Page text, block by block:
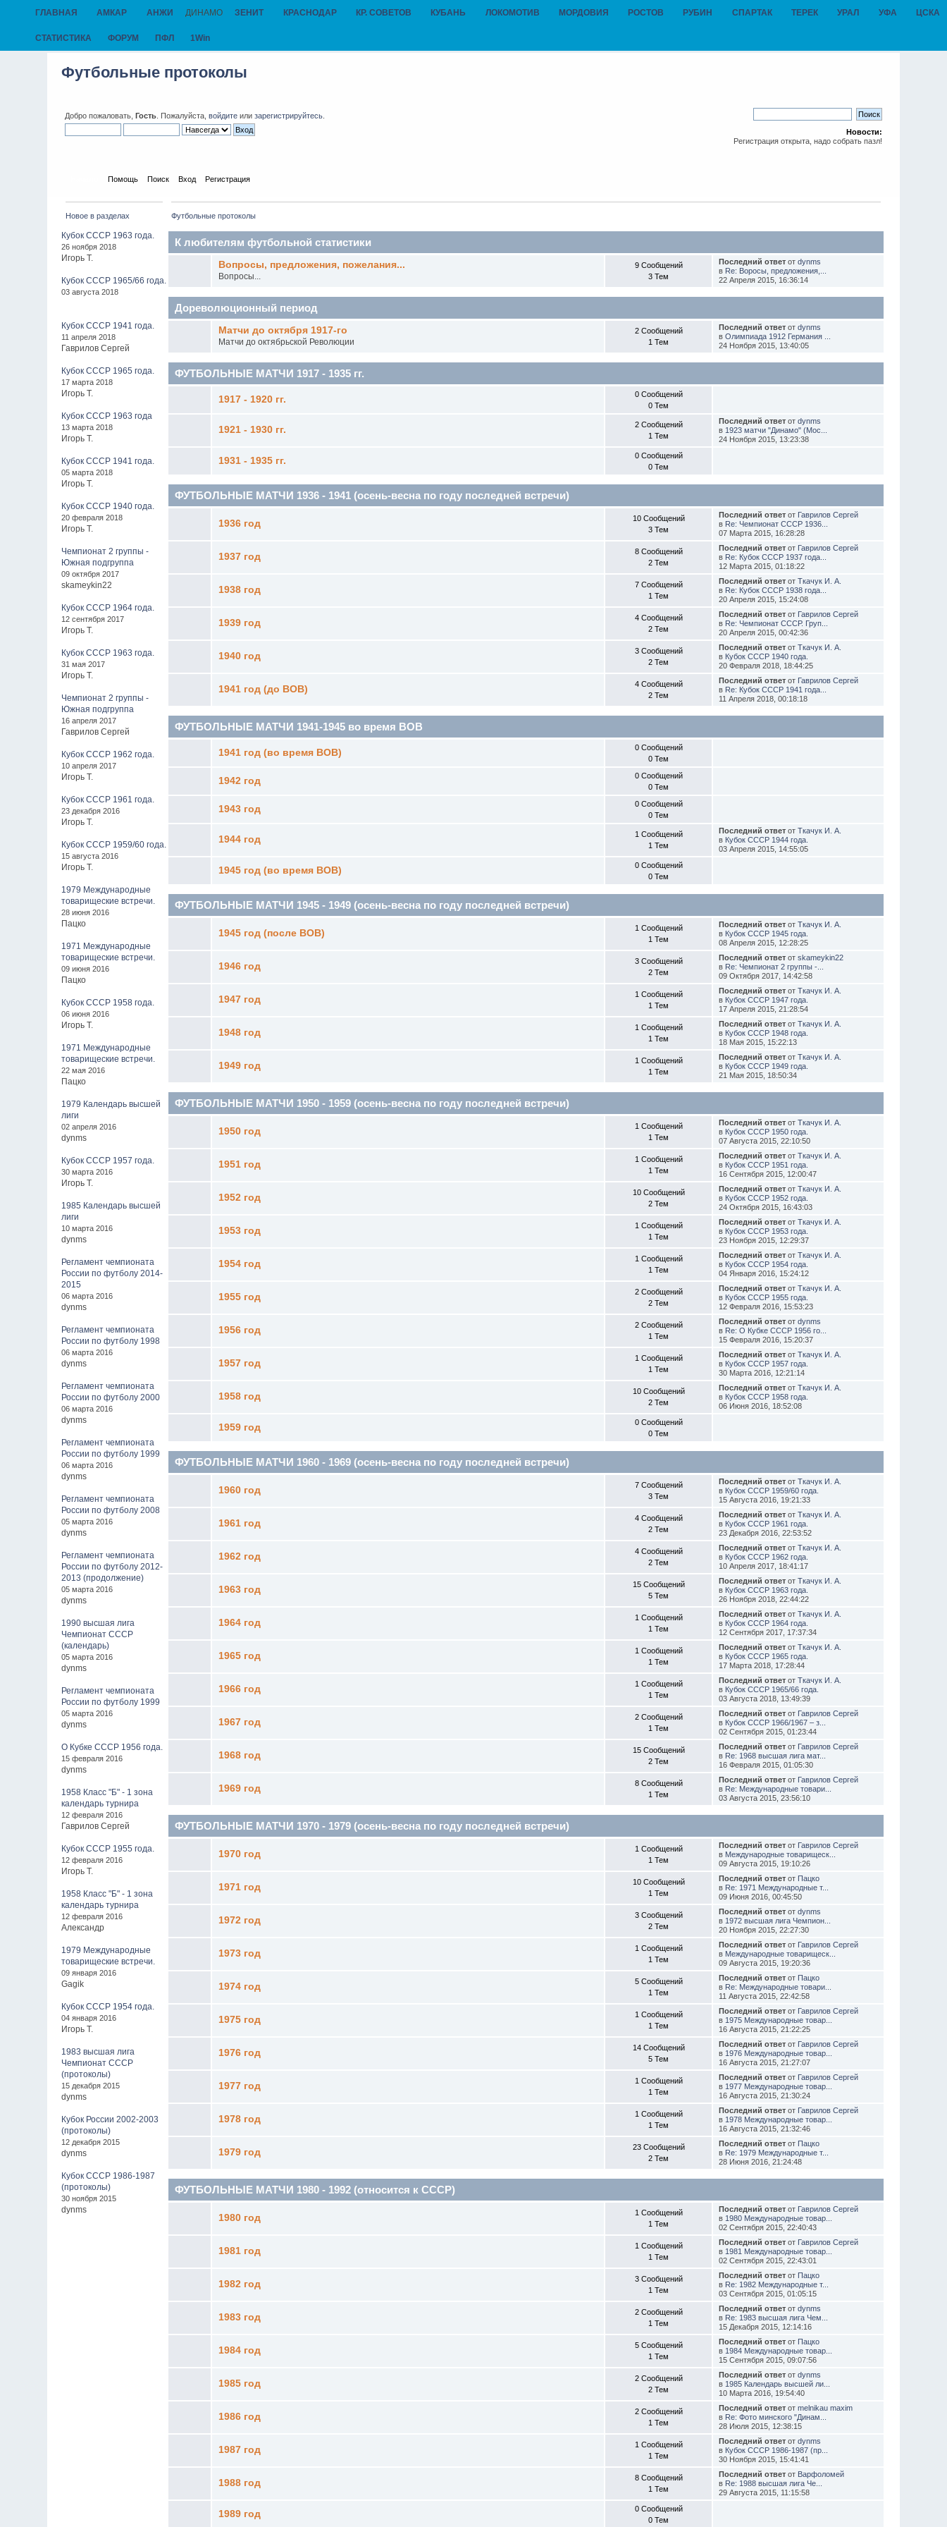
ГЛАВНАЯ АМКАР АНЖИ ДИНАМО ЗЕНИТ КРАСНОДАР КР. СОВЕТОВ КУБАНЬ ЛОКОМОТИВ МОРДОВИЯ РОСТОВ РУБИН СПАРТАК ТЕРЕК УРАЛ УФА ЦСКА
СТАТИСТИКА ФОРУМ ПФЛ 1Win
Футбольные протоколы
Добро пожаловать,Гость . Пожалуйста,войдите илизарегистрируйтесь
Новости:
Регистрация открыта, надо собрать пазл!
Помощь Поиск Вход Регистрация
Новое в разделах
Кубок СССР 1963 года.
26 ноября 2018
Игорь Т.
Кубок СССР 1965/66 года.
03 августа 2018
Кубок СССР 1941 года.
11 апреля 2018
Гаврилов Сергей
Кубок СССР 1965 года.
17 марта 2018
Игорь Т.
Кубок СССР 1963 года
13 марта 2018
Игорь Т.
Кубок СССР 1941 года.
05 марта 2018
Игорь Т.
Кубок СССР 1940 года.
20 февраля 2018
Игорь Т.
Чемпионат 2 группы -
Южная подгруппа
09 октября 2017
skameykin22
Кубок СССР 1964 года.
12 сентября 2017
Игорь Т.
Кубок СССР 1963 года.
31 мая 2017
Игорь Т.
Чемпионат 2 группы -
Южная подгруппа
16 апреля 2017
Гаврилов Сергей
Кубок СССР 1962 года.
10 апреля 2017
Игорь Т.
Кубок СССР 1961 года.
23 декабря 2016
Игорь Т.
Кубок СССР 1959/60 года.
15 августа 2016
Игорь Т.
1979 Международные
товарищеские встречи.
28 июня 2016
Пацко
1971 Международные
товарищеские встречи.
09 июня 2016
Пацко
Кубок СССР 1958 года.
06 июня 2016
Игорь Т.
1971 Международные
товарищеские встречи.
22 мая 2016
Пацко
1979 Календарь высшей
лиги
02 апреля 2016
dynms
Кубок СССР 1957 года.
30 марта 2016
Игорь Т.
1985 Календарь высшей
лиги
10 марта 2016
dynms
Регламент чемпионата
России по футболу 2014-
2015
06 марта 2016
dynms
Регламент чемпионата
России по футболу 1998
06 марта 2016
dynms
Регламент чемпионата
России по футболу 2000
06 марта 2016
dynms
Регламент чемпионата
России по футболу 1999
06 марта 2016
dynms
Регламент чемпионата
России по футболу 2008
05 марта 2016
dynms
Регламент чемпионата
России по футболу 2012-
2013 (продолжение)
05 марта 2016
dynms
1990 высшая лига
Чемпионат СССР
(календарь)
05 марта 2016
dynms
Регламент чемпионата
России по футболу 1999
05 марта 2016
dynms
О Кубке СССР 1956 года.
15 февраля 2016
dynms
1958 Класс "Б" - 1 зона
календарь турнира
12 февраля 2016
Гаврилов Сергей
Кубок СССР 1955 года.
12 февраля 2016
Игорь Т.
1958 Класс "Б" - 1 зона
календарь турнира
12 февраля 2016
Александр
1979 Международные
товарищеские встречи.
09 января 2016
Gagik
Кубок СССР 1954 года.
04 января 2016
Игорь Т.
1983 высшая лига
Чемпионат СССР
(протоколы)
15 декабря 2015
dynms
Кубок России 2002-2003
(протоколы)
12 декабря 2015
dynms
Кубок СССР 1986-1987
(протоколы)
30 ноября 2015
dynms
Футбольные протоколы
К любителям футбольной статистики
Вопросы, предложения, пожелания...
Вопросы...
9 Сообщений
3 Тем
Последний ответот dynms
в Re: Воросы, предложения,...
22 Апреля 2015, 16:36:14
Дореволюционный период
Матчи до октября 1917-го
Матчи до октябрьской Революции
2 Сообщений
1 Тем
Последний ответот dynms
в Олимпиада 1912 Германия ...
24 Ноября 2015, 13:40:05
ФУТБОЛЬНЫЕ МАТЧИ 1917 - 1935 гг.
1917 - 1920 гг.
0 Сообщений
0 Тем
1921 - 1930 гг.
2 Сообщений
1 Тем
Последний ответот dynms
в 1923 матчи "Динамо" (Мос...
24 Ноября 2015, 13:23:38
1931 - 1935 гг.
0 Сообщений
0 Тем
ФУТБОЛЬНЫЕ МАТЧИ 1936 - 1941 (осень-весна по году последней встречи)
1936 год
10 Сообщений
3 Тем
Последний ответот Гаврилов Сергей
в Re: Чемпионат СССР 1936...
07 Марта 2015, 16:28:28
1937 год
8 Сообщений
2 Тем
Последний ответот Гаврилов Сергей
в Re: Кубок СССР 1937 года...
12 Марта 2015, 01:18:22
1938 год
7 Сообщений
1 Тем
Последний ответот Ткачук И. А.
в Re: Кубок СССР 1938 года...
20 Апреля 2015, 15:24:08
1939 год
4 Сообщений
2 Тем
Последний ответот Гаврилов Сергей
в Re: Чемпионат СССР. Груп...
20 Апреля 2015, 00:42:36
1940 год
3 Сообщений
2 Тем
Последний ответот Ткачук И. А.
в Кубок СССР 1940 года.
20 Февраля 2018, 18:44:25
1941 год (до ВОВ)
4 Сообщений
2 Тем
Последний ответот Гаврилов Сергей
в Re: Кубок СССР 1941 года...
11 Апреля 2018, 00:18:18
ФУТБОЛЬНЫЕ МАТЧИ 1941-1945 во время ВОВ
1941 год (во время ВОВ)
0 Сообщений
0 Тем
1942 год
0 Сообщений
0 Тем
1943 год
0 Сообщений
0 Тем
1944 год
1 Сообщений
1 Тем
Последний ответот Ткачук И. А.
в Кубок СССР 1944 года.
03 Апреля 2015, 14:55:05
1945 год (во время ВОВ)
0 Сообщений
0 Тем
ФУТБОЛЬНЫЕ МАТЧИ 1945 - 1949 (осень-весна по году последней встречи)
1945 год (после ВОВ)
1 Сообщений
1 Тем
Последний ответот Ткачук И. А.
в Кубок СССР 1945 года.
08 Апреля 2015, 12:28:25
1946 год
3 Сообщений
2 Тем
Последний ответот skameykin22
в Re: Чемпионат 2 группы -...
09 Октября 2017, 14:42:58
1947 год
1 Сообщений
1 Тем
Последний ответот Ткачук И. А.
в Кубок СССР 1947 года.
17 Апреля 2015, 21:28:54
1948 год
1 Сообщений
1 Тем
Последний ответот Ткачук И. А.
в Кубок СССР 1948 года.
18 Мая 2015, 15:22:13
1949 год
1 Сообщений
1 Тем
Последний ответот Ткачук И. А.
в Кубок СССР 1949 года.
21 Мая 2015, 18:50:34
ФУТБОЛЬНЫЕ МАТЧИ 1950 - 1959 (осень-весна по году последней встречи)
1950 год
1 Сообщений
1 Тем
Последний ответот Ткачук И. А.
в Кубок СССР 1950 года.
07 Августа 2015, 22:10:50
1951 год
1 Сообщений
1 Тем
Последний ответот Ткачук И. А.
в Кубок СССР 1951 года.
16 Сентября 2015, 12:00:47
1952 год
10 Сообщений
2 Тем
Последний ответот Ткачук И. А.
в Кубок СССР 1952 года.
24 Октября 2015, 16:43:03
1953 год
1 Сообщений
1 Тем
Последний ответот Ткачук И. А.
в Кубок СССР 1953 года.
23 Ноября 2015, 12:29:37
1954 год
1 Сообщений
1 Тем
Последний ответот Ткачук И. А.
в Кубок СССР 1954 года.
04 Января 2016, 15:24:12
1955 год
2 Сообщений
2 Тем
Последний ответот Ткачук И. А.
в Кубок СССР 1955 года.
12 Февраля 2016, 15:53:23
1956 год
2 Сообщений
1 Тем
Последний ответот dynms
в Re: О Кубке СССР 1956 го...
15 Февраля 2016, 15:20:37
1957 год
1 Сообщений
1 Тем
Последний ответот Ткачук И. А.
в Кубок СССР 1957 года.
30 Марта 2016, 12:21:14
1958 год
10 Сообщений
2 Тем
Последний ответот Ткачук И. А.
в Кубок СССР 1958 года.
06 Июня 2016, 18:52:08
1959 год
0 Сообщений
0 Тем
ФУТБОЛЬНЫЕ МАТЧИ 1960 - 1969 (осень-весна по году последней встречи)
1960 год
7 Сообщений
3 Тем
Последний ответот Ткачук И. А.
в Кубок СССР 1959/60 года.
15 Августа 2016, 19:21:33
1961 год
4 Сообщений
2 Тем
Последний ответот Ткачук И. А.
в Кубок СССР 1961 года.
23 Декабря 2016, 22:53:52
1962 год
4 Сообщений
2 Тем
Последний ответот Ткачук И. А.
в Кубок СССР 1962 года.
10 Апреля 2017, 18:41:17
1963 год
15 Сообщений
5 Тем
Последний ответот Ткачук И. А.
в Кубок СССР 1963 года.
26 Ноября 2018, 22:44:22
1964 год
1 Сообщений
1 Тем
Последний ответот Ткачук И. А.
в Кубок СССР 1964 года.
12 Сентября 2017, 17:37:34
1965 год
1 Сообщений
1 Тем
Последний ответот Ткачук И. А.
в Кубок СССР 1965 года.
17 Марта 2018, 17:28:44
1966 год
1 Сообщений
1 Тем
Последний ответот Ткачук И. А.
в Кубок СССР 1965/66 года.
03 Августа 2018, 13:49:39
1967 год
2 Сообщений
1 Тем
Последний ответот Гаврилов Сергей
в Кубок СССР 1966/1967 – з...
02 Сентября 2015, 01:23:44
1968 год
15 Сообщений
2 Тем
Последний ответот Гаврилов Сергей
в Re: 1968 высшая лига мат...
16 Февраля 2015, 01:05:30
1969 год
8 Сообщений
1 Тем
Последний ответот Гаврилов Сергей
в Re: Международные товари...
03 Августа 2015, 23:56:10
ФУТБОЛЬНЫЕ МАТЧИ 1970 - 1979 (осень-весна по году последней встречи)
1970 год
1 Сообщений
1 Тем
Последний ответот Гаврилов Сергей
в Международные товарищеск...
09 Августа 2015, 19:10:26
1971 год
10 Сообщений
1 Тем
Последний ответот Пацко
в Re: 1971 Международные т...
09 Июня 2016, 00:45:50
1972 год
3 Сообщений
2 Тем
Последний ответот dynms
в 1972 высшая лига Чемпион...
20 Ноября 2015, 22:27:30
1973 год
1 Сообщений
1 Тем
Последний ответот Гаврилов Сергей
в Международные товарищеск...
09 Августа 2015, 19:20:36
1974 год
5 Сообщений
1 Тем
Последний ответот Пацко
в Re: Международные товари...
11 Августа 2015, 22:42:58
1975 год
1 Сообщений
1 Тем
Последний ответот Гаврилов Сергей
в 1975 Международные товар...
16 Августа 2015, 21:22:25
1976 год
14 Сообщений
5 Тем
Последний ответот Гаврилов Сергей
в 1976 Международные товар...
16 Августа 2015, 21:27:07
1977 год
1 Сообщений
1 Тем
Последний ответот Гаврилов Сергей
в 1977 Международные товар...
16 Августа 2015, 21:30:24
1978 год
1 Сообщений
1 Тем
Последний ответот Гаврилов Сергей
в 1978 Международные товар...
16 Августа 2015, 21:32:46
1979 год
23 Сообщений
2 Тем
Последний ответот Пацко
в Re: 1979 Международные т...
28 Июня 2016, 21:24:48
ФУТБОЛЬНЫЕ МАТЧИ 1980 - 1992 (относится к СССР)
1980 год
1 Сообщений
1 Тем
Последний ответот Гаврилов Сергей
в 1980 Международные товар...
02 Сентября 2015, 22:40:43
1981 год
1 Сообщений
1 Тем
Последний ответот Гаврилов Сергей
в 1981 Международные товар...
02 Сентября 2015, 22:43:01
1982 год
3 Сообщений
1 Тем
Последний ответот Пацко
в Re: 1982 Международные т...
03 Сентября 2015, 01:05:15
1983 год
2 Сообщений
1 Тем
Последний ответот dynms
в Re: 1983 высшая лига Чем...
15 Декабря 2015, 12:14:16
1984 год
5 Сообщений
1 Тем
Последний ответот Пацко
в 1984 Международные товар...
15 Сентября 2015, 09:07:56
1985 год
2 Сообщений
2 Тем
Последний ответот dynms
в 1985 Календарь высшей ли...
10 Марта 2016, 19:54:40
1986 год
2 Сообщений
1 Тем
Последний ответот melnikau maxim
в Re: Фото минского "Динам...
28 Июля 2015, 12:38:15
1987 год
1 Сообщений
1 Тем
Последний ответот dynms
в Кубок СССР 1986-1987 (пр...
30 Ноября 2015, 15:41:41
1988 год
8 Сообщений
1 Тем
Последний ответот Варфоломей
в Re: 1988 высшая лига Че...
29 Августа 2015, 11:15:58
1989 год
0 Сообщений
0 Тем